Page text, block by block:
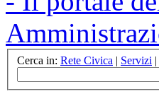
Cerca in: Rete Civica | Servizi |